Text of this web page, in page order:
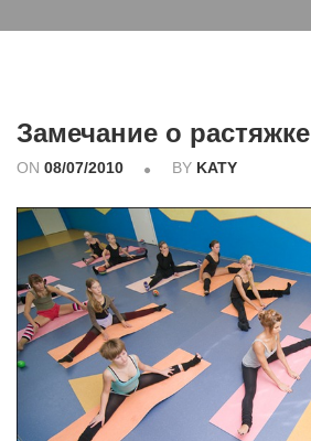
Замечание о растяжке
ON 08/07/2010 BY KATY